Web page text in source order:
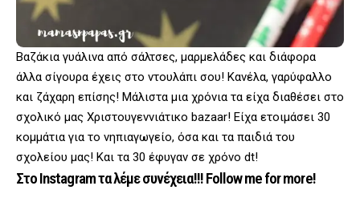
Βαζάκια γυάλινα από σάλτσες, μαρμελάδες και διάφορα
άλλα σίγουρα έχεις στο ντουλάπι σου! Κανέλα, γαρύφαλλο
και ζάχαρη επίσης! Μάλιστα μια χρόνια τα είχα διαθέσει στο
σχολικό μας Χριστουγεννιάτικο bazaar! Είχα ετοιμάσει 30
κομμάτια για το νηπιαγωγείο, όσα και τα παιδιά του
σχολείου μας! Και τα 30 έφυγαν σε χρόνο dt!
Στο Instagram τα λέμε συνέχεια!!! Follow me for more!